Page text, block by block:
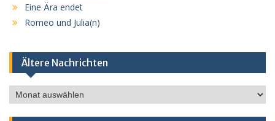
Eine Ära endet
Romeo und Julia(n)
Ältere Nachrichten
Ältere
Nachrichten